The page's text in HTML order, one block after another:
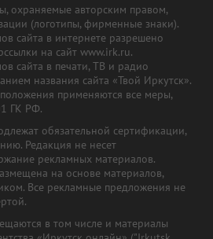
охраняемые авторским правом,
(логотипы, фирменные знаки).
сайта в интернете разрешено
на сайт www.irk.ru.
сайта в печати, ТВ и радио
названия сайта «Твой Иркутск».
применяются все меры,
ГК РФ.
обязательной сертификации,
Редакция не несет
рекламных материалов.
на основе материалов,
Все рекламные предложения не
в том числе и материалы